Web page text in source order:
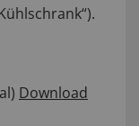
Download